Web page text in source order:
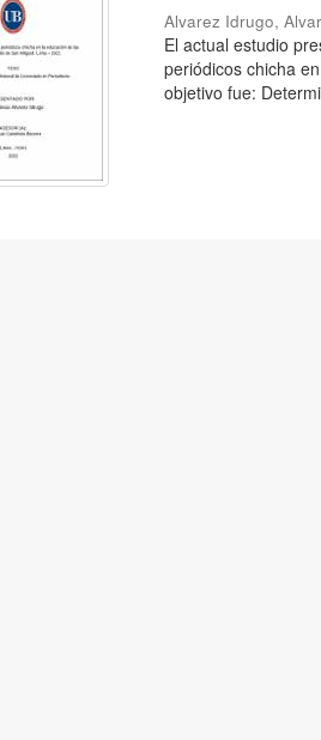
Alvarez Idrugo,
El actual estudio
periódicos chicha
objetivo fue: